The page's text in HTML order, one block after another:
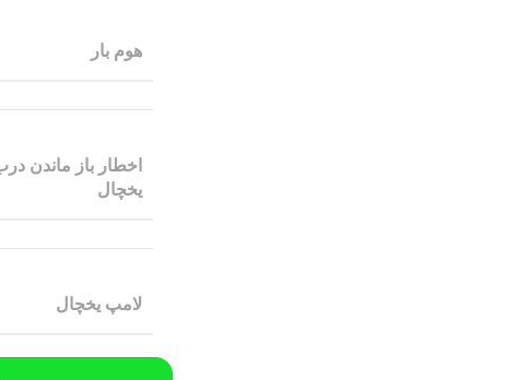
هوم بار
اخطار باز ماندن
یخچال
لامپ یخچال